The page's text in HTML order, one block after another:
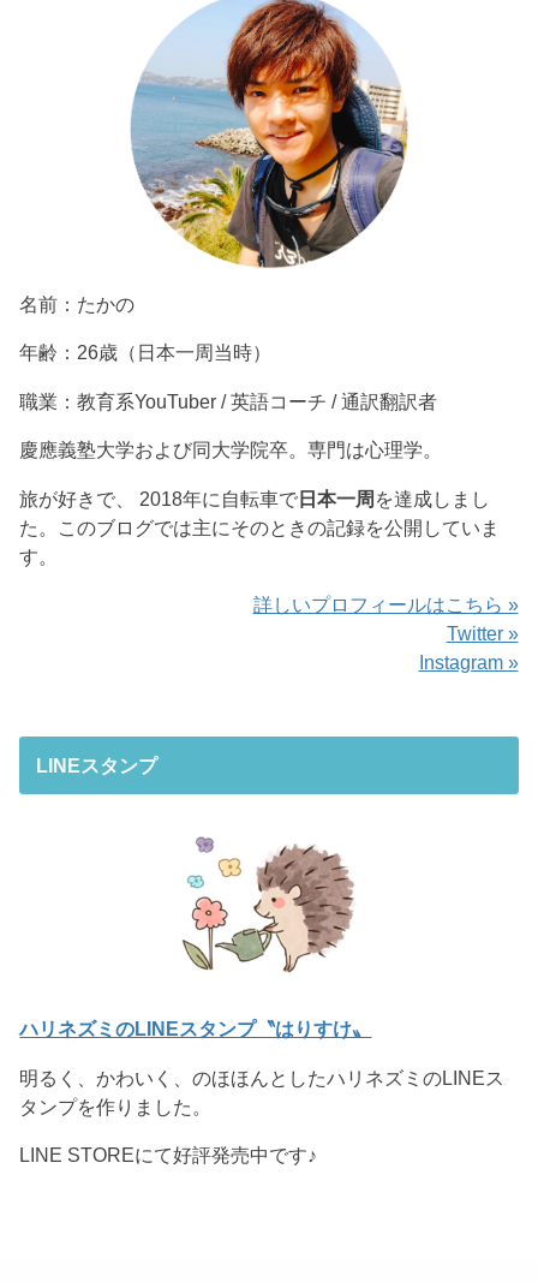
名前：たかの
年齢：26歳（日本一周当時）
職業：教育系YouTuber / 英語コーチ / 通訳翻訳者
慶應義塾大学および同大学院卒。専門は心理学。
旅が好きで、 2018年に自転車で日本一周 を達成しまし
た。このブログでは主にそのときの記録を公開していま
す。
詳しいプロフィールはこちら »
Twitter »
Instagram »
LINEスタンプ
ハリネズミのLINEスタンプ〝はりすけ〟
明るく、かわいく、のほほんとしたハリネズミのLINEス
タンプを作りました。
LINE STOREにて好評発売中です♪